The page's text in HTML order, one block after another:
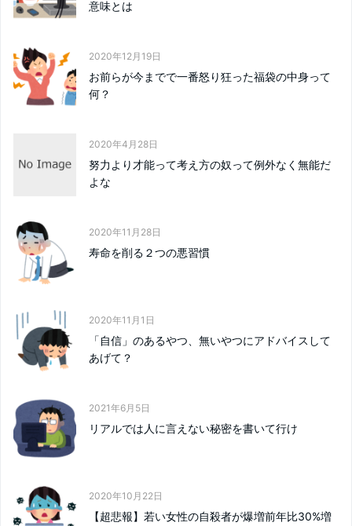
意味とは
2020年12月19日
お前らが今までで一番怒り狂った福袋の中身って
何？
2020年4月28日
努力より才能って考え方の奴って例外なく無能だ
よな
2020年11月28日
寿命を削る２つの悪習慣
2020年11月1日
「自信」のあるやつ、無いやつにアドバイスして
あげて？
2021年6月5日
リアルでは人に言えない秘密を書いて行け
2020年10月22日
【超悲報】若い女性の自殺者が爆増前年比30%増